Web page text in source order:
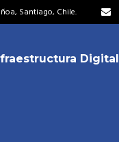
Santiago, Chile.
Digital